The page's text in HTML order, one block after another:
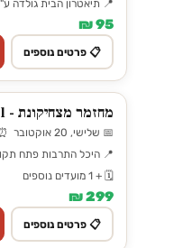
📍 תיאטרון הבית גולדה
95 ₪
📋 פרטים נוספים
מחזמר מצחיקונת - Funny Girl
📅 שלישי, 20 אוקטובר ⏰ 20:30
📍 היכל התרבות פתח
🗓️ + 1 מועדים נוספים
299 ₪
📋 פרטים נוספים